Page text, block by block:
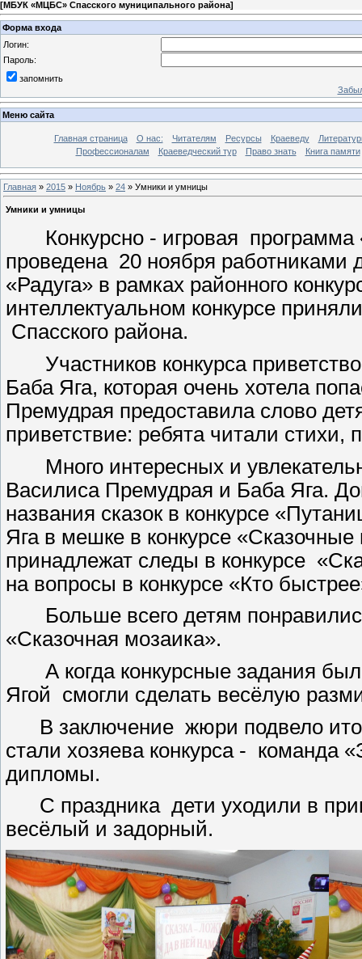
[МБУК «МЦБС» Спасского муниципального района]
Форма входа
Логин:
Пароль:
запомнить
Меню сайта
Главная страница О нас: Читателям Ресурсы Краеведу
Профессионалам
Краеведческий тур Право знать Книга памяти
Главная » 2015 » Ноябрь » 24 » Умники и умницы
Умники и умницы
Конкурсно - игровая программа
проведена 20 ноября работниками
«Радуга» в рамках районного
интеллектуальном конкурсе
Спасского района.
Участников конкурса
Баба Яга, которая очень хотела
Премудрая предоставила слово
приветствие: ребята читали стихи,
Много интересных и
Василиса Премудрая и Баба Яга.
названия сказок в конкурсе
Яга в мешке в конкурсе
принадлежат следы в конкурсе
на вопросы в конкурсе «Кто
Больше всего детям
«Сказочная мозаика».
А когда конкурсные задания
Ягой смогли сделать весёлую
В заключение жюри подвело
стали хозяева конкурса - команда
дипломы.
С праздника дети уходили в
весёлый и задорный.